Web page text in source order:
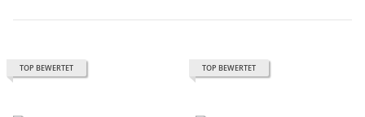
TOP BEWERTET TOP BEWERTET